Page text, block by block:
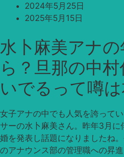
2024年5月25日
2025年5月15日
水卜麻美アナの
ら？旦那の中
いでるって噂は
女子アナの中でも人気を誇って
サーの水卜麻美さん。昨年3月に
婚を発表し話題になりましたね
のアナウンス部の管理職への昇